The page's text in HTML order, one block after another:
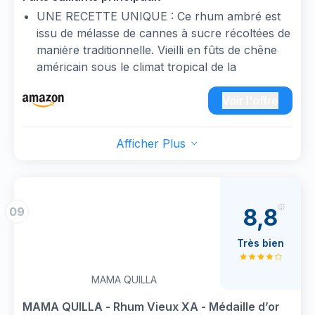
UNE RECETTE UNIQUE : Ce rhum ambré est
issu de mélasse de cannes à sucre récoltées de
manière traditionnelle. Vieilli en fûts de chêne
américain sous le climat tropical de la
République Dominicaine. il est embouteillé à 40
%
RHUM VIEUX DOMINICAIN : Distillé en
Reserva possède une belle robe acajou mise en
LE RHUM EN DÉTAIL : Ce rhum vieux exprime
des saveurs complexes de sucre de canne. de
fruits secs. de vanille et de chêne toasté
LA MARQUE KIRK & SWEENEY : Kirk &
rassemblant plusieurs expressions de rhum
vieux dominicain élaborées à partir de mélasse
Afficher Plus
09
MAMA QUILLA
MAMA QUILLA - Rhum Vieux XA - Médaille d’or
8,8
Très bien